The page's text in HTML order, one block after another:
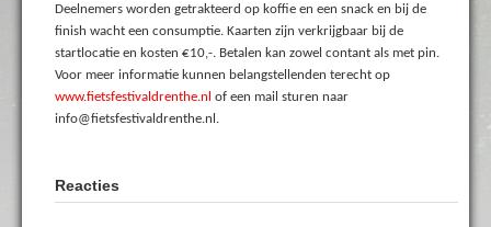
Deelnemers worden getrakteerd op koffie en een snack en bij de
finish wacht een consumptie. Kaarten zijn verkrijgbaar bij de
startlocatie en kosten €10,-. Betalen kan zowel contant als met pin.
Voor meer informatie kunnen belangstellenden terecht op
www.fietsfestivaldrenthe.nl of een mail sturen naar
info@fietsfestivaldrenthe.nl.
Reacties